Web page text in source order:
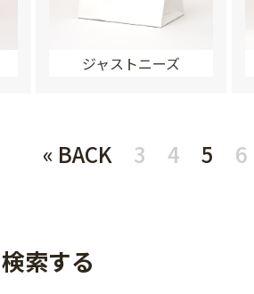
ジャストニーズ
« BACK 3 4 5 6
索する